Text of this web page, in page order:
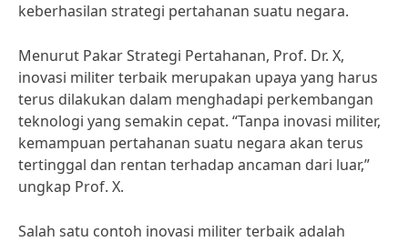
keberhasilan strategi pertahanan suatu negara.
Menurut Pakar Strategi Pertahanan, Prof. Dr. X,
inovasi militer terbaik merupakan upaya yang harus
terus dilakukan dalam menghadapi perkembangan
teknologi yang semakin cepat. “Tanpa inovasi militer,
kemampuan pertahanan suatu negara akan terus
tertinggal dan rentan terhadap ancaman dari luar,”
ungkap Prof. X.
Salah satu contoh inovasi militer terbaik adalah